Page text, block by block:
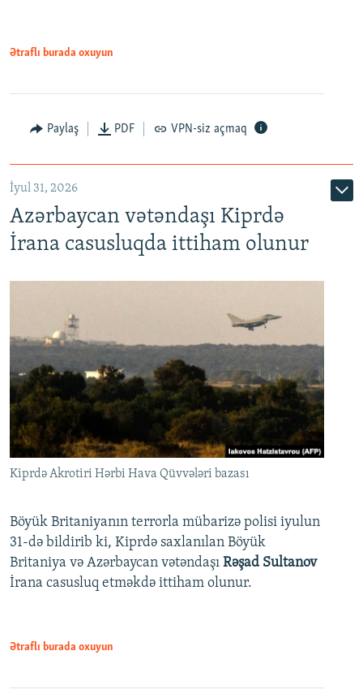
Ətraflı burada oxuyun
Paylaş PDF VPN-siz açmaq
İyul 31, 2026
Azərbaycan vətəndaşı Kiprdə
İrana casusluqda ittiham olunur
Kiprdə Akrotiri Hərbi Hava Qüvvələri bazası
Böyük Britaniyanın terrorla mübarizə polisi iyulun
31-də bildirib ki, Kiprdə saxlanılan Böyük
Britaniya və Azərbaycan vətəndaşı Rəşad Sultanov
İrana casusluq etməkdə ittiham olunur.
Ətraflı burada oxuyun